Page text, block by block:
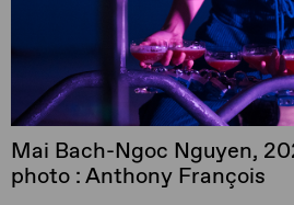
Mai Bach-Ngoc Nguyen,
photo : Anthony François